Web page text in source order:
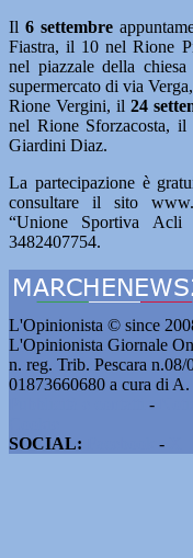
Il6 settembre
Fiastra, il 10 nel Rione
nel piazzale della
supermercato di via
Rione Vergini, il 24
nel Rione Sforzacosta, il
Giardini Diaz.
La partecipazione è
consultare il sito
“Unione Sportiva Acli
3482407754.
L'Opinionista © since
L'Opinionista Giornale
n. reg. Trib. Pescara
01873660680 a cura di
-
SOCIAL:
-